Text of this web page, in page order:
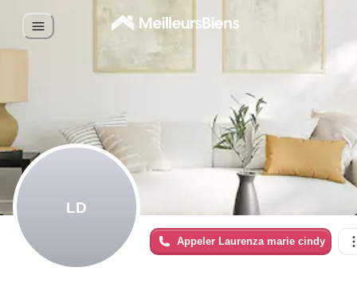
LD
Appeler Laurenza marie cindy